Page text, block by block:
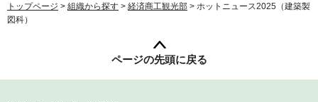
トップページ > 組織から探す > 経済商工観光部 > ホットニュース2025（建築製
図科）
ページの先頭に戻る